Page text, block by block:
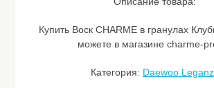
Купить Воск CHARME в гранулах
можете в магазине charme-
Категория: Daewoo